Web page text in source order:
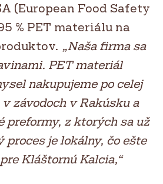
(European Food Safety
% PET materiálu na
„Naša firma sa
PET materiál
nakupujeme po celej
závodoch v Rakúsku a
preformy, z ktorých sa už
je lokálny, čo ešte
Kláštornú Kalcia,“